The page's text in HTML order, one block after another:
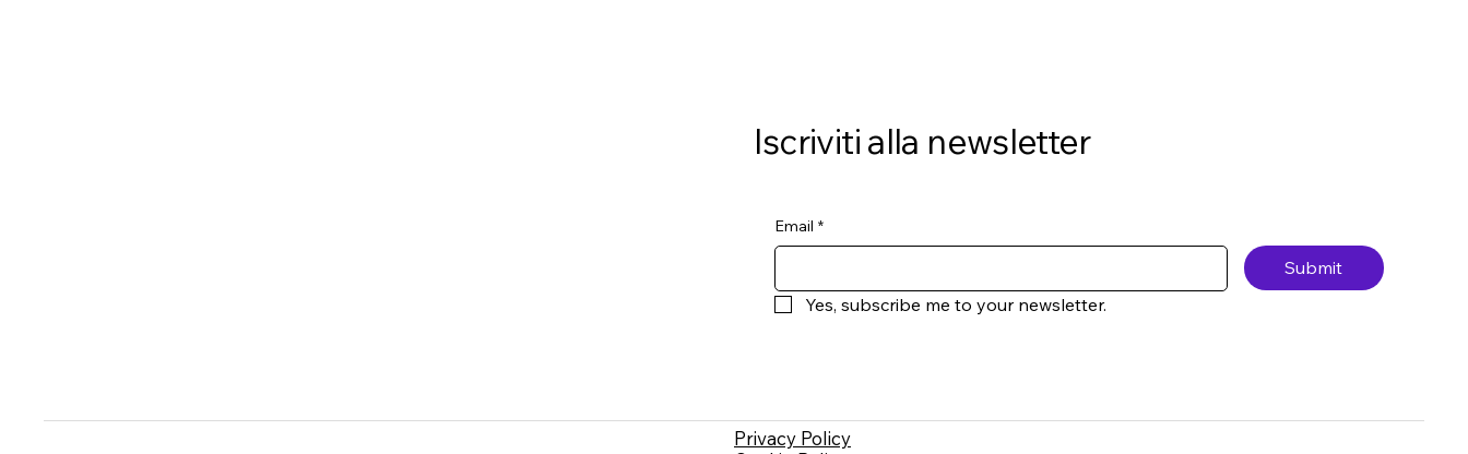
Iscriviti alla newsletter
Email *
Submit
Yes, subscribe me to your newsletter.
Privacy Policy